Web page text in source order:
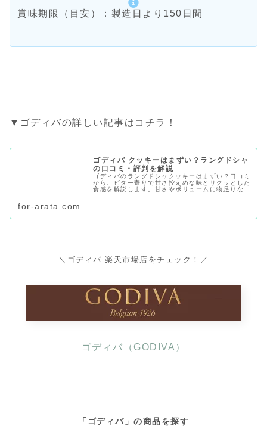
賞味期限（目安）：製造日より150日間
▼ゴディバの詳しい記事はコチラ！
ゴディバ クッキーはまずい？ラングドシャ
の口コミ・評判を解説
ゴディバのラングドシャクッキーはまずい？口コミ
から、ビター寄りで甘さ控えめな味とサクッとした
食感を解説します。甘さやボリュームに物足りなさ
for-arata.com
＼ゴディバ 楽天市場店をチェック！／
ゴディバ（GODIVA）
「ゴディバ」の商品を探す